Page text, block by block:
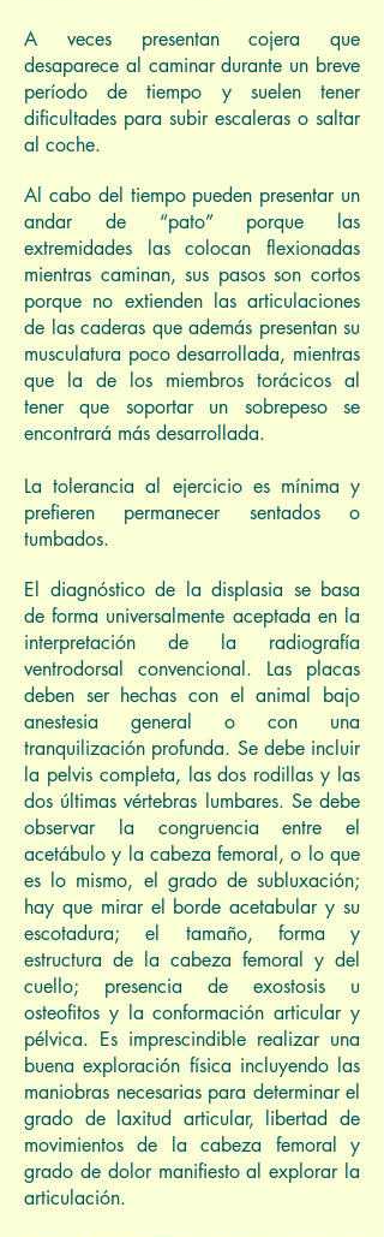
A veces presentan cojera que
desaparece al caminar durante un breve
período de tiempo y suelen tener
dificultades para subir escaleras o saltar
al coche.
Al cabo del tiempo pueden presentar un
andar de “pato” porque las
extremidades las colocan flexionadas
mientras caminan, sus pasos son cortos
porque no extienden las articulaciones
de las caderas que además presentan su
musculatura poco desarrollada, mientras
que la de los miembros torácicos al
tener que soportar un sobrepeso se
encontrará más desarrollada.
La tolerancia al ejercicio es mínima y
prefieren permanecer sentados o
tumbados.
El diagnóstico de la displasia se basa
de forma universalmente aceptada en la
interpretación de la radiografía
ventrodorsal convencional. Las placas
deben ser hechas con el animal bajo
anestesia general o con una
tranquilización profunda. Se debe incluir
la pelvis completa, las dos rodillas y las
dos últimas vértebras lumbares. Se debe
observar la congruencia entre el
acetábulo y la cabeza femoral, o lo que
es lo mismo, el grado de subluxación;
hay que mirar el borde acetabular y su
escotadura; el tamaño, forma y
estructura de la cabeza femoral y del
cuello; presencia de exostosis u
osteofitos y la conformación articular y
pélvica. Es imprescindible realizar una
buena exploración física incluyendo las
maniobras necesarias para determinar el
grado de laxitud articular, libertad de
movimientos de la cabeza femoral y
grado de dolor manifiesto al explorar la
articulación.